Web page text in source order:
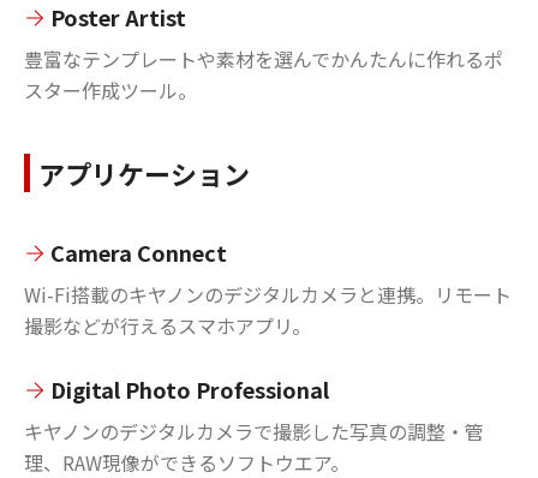
Poster Artist
豊富なテンプレートや素材を選んでかんたんに作れるポ
スター作成ツール。
アプリケーション
Camera Connect
Wi-Fi搭載のキヤノンのデジタルカメラと連携。リモート
撮影などが行えるスマホアプリ。
Digital Photo Professional
キヤノンのデジタルカメラで撮影した写真の調整・管
理、RAW現像ができるソフトウエア。